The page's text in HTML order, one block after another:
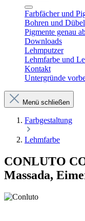
Farbfächer und
Bohren und
Pigmente genau
Downloads
Lehmputzer
Lehmfarbe und
Kontakt
Untergründe
Menü schließen
Farbgestaltung
Lehmfarbe
CONLUTO
Massada,